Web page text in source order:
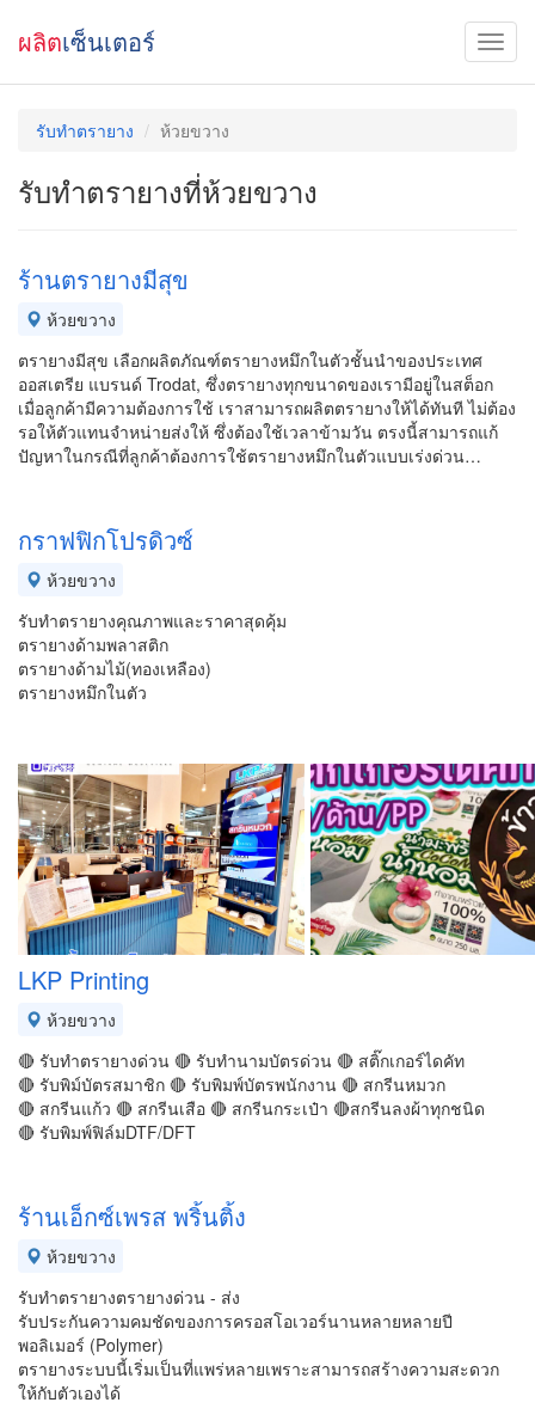
ผลิตเซ็นเตอร์
รับทำตรายาง ห้วยขวาง
รับทำตรายางที่ห้วยขวาง
ร้านตรายางมีสุข
ห้วยขวาง
ตรายางมีสุข เลือกผลิตภัณฑ์ตรายางหมึกในตัวชั้นนำของประเทศ
ออสเตรีย แบรนด์ Trodat, ซึ่งตรายางทุกขนาดของเรามีอยู่ในสต็อก
เมื่อลูกค้ามีความต้องการใช้ เราสามารถผลิตตรายางให้ได้ทันที ไม่ต้อง
รอให้ตัวแทนจำหน่ายส่งให้ ซึ่งต้องใช้เวลาข้ามวัน ตรงนี้สามารถแก้
ปัญหาในกรณีที่ลูกค้าต้องการใช้ตรายางหมึกในตัวแบบเร่งด่วน…
กราฟฟิกโปรดิวซ์
ห้วยขวาง
รับทำตรายางคุณภาพและราคาสุดคุ้ม
ตรายางด้ามพลาสติก
ตรายางด้ามไม้(ทองเหลือง)
ตรายางหมึกในตัว
LKP Printing
ห้วยขวาง
🔴 รับทำตรายางด่วน 🔴 รับทำนามบัตรด่วน 🔴 สติ๊กเกอร์ไดคัท
🔴 รับพิม์บัตรสมาชิก 🔴 รับพิมพ์บัตรพนักงาน 🔴 สกรีนหมวก
🔴 สกรีนแก้ว 🔴 สกรีนเสือ 🔴 สกรีนกระเป๋า 🔴สกรีนลงผ้าทุกชนิด
🔴 รับพิมพ์ฟิล์มDTF/DFT
ร้านเอ็กซ์เพรส พริ้นติ้ง
ห้วยขวาง
รับทำตรายางตรายางด่วน - ส่ง
รับประกันความคมชัดของการครอสโอเวอร์นานหลายหลายปี
พอลิเมอร์ (Polymer)
ตรายางระบบนี้เริ่มเป็นที่แพร่หลายเพราะสามารถสร้างความสะดวก
ให้กับตัวเองได้